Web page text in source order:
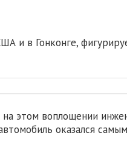
и в Гонконге,
на этом воплощении
оказался